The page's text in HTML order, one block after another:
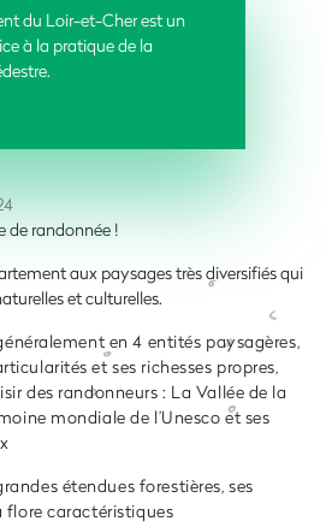
du Loir-et-Cher est un
à la pratique de la
de randonnée !
aux paysages très diversifiés qui
et culturelles.
en 4 entités paysagères,
et ses richesses propres,
des randonneurs : La Vallée de la
mondiale de l’Unesco et ses
étendues forestières, ses
flore caractéristiques